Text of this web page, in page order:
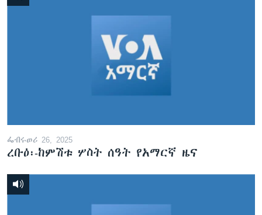
ፌብሩወሪ 26, 2025
ረቡዕ፡-ከምሽቱ ሦስት ሰዓት የአማርኛ ዜና